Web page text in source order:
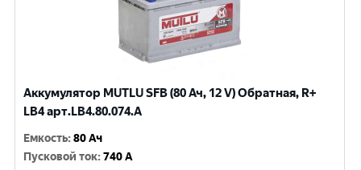
Аккумулятор MUTLU SFB (80 Ач, 12 V) Обратная, R+
LB4 арт.LВ4.80.074.A
Емкость:80 Ач
Пусковой ток:740 A